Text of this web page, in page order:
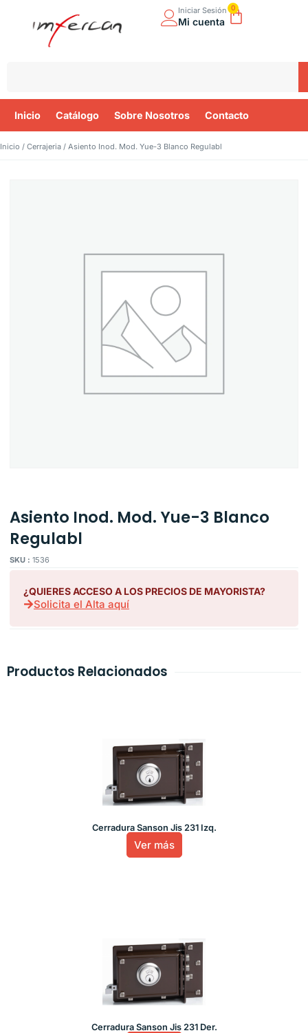
Iniciar Sesión
Mi cuenta
0
Inicio Catálogo Sobre Nosotros Contacto
Inicio / Cerrajeria / Asiento Inod. Mod. Yue-3 Blanco Regulabl
Asiento Inod. Mod. Yue-3 Blanco
Regulabl
SKU : 1536
¿QUIERES ACCESO A LOS PRECIOS DE MAYORISTA?
Solicita el Alta aquí
Productos Relacionados
Cerradura Sanson Jis 231 Izq.
Ver más
Cerradura Sanson Jis 231 Der.